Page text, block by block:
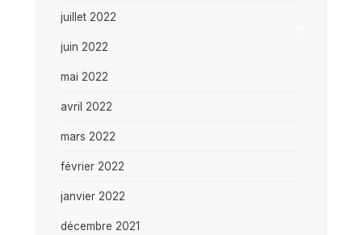
juillet 2022
juin 2022
mai 2022
avril 2022
mars 2022
février 2022
janvier 2022
décembre 2021